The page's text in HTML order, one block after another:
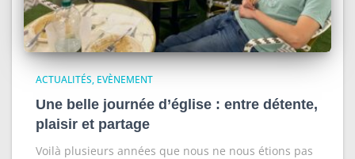
ACTUALITÉS EVÈNEMENT
Une belle journée d’église : entre détente,
plaisir et partage
Voilà plusieurs années que nous ne nous étions pas